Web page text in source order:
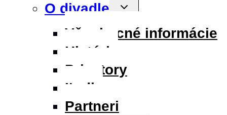
O divadle
Toggle
Všeobecné informácie
História
Priestory
Ľudia
Partneri